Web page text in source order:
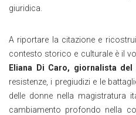
giuridica.
A riportare la citazione e
contesto storico e culturale è il
Eliana Di Caro, giornalista del
resistenze, i pregiudizi e le
delle donne nella magistratura
cambiamento profondo nella